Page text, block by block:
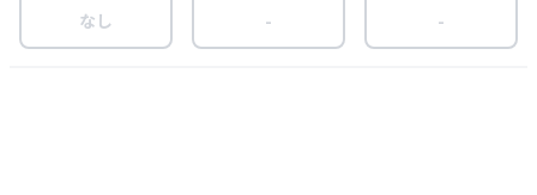
なし - -